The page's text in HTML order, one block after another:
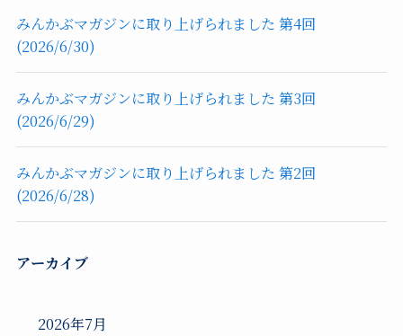
みんかぶマガジンに取り上げられました 第4回
(2026/6/30)
みんかぶマガジンに取り上げられました 第3回
(2026/6/29)
みんかぶマガジンに取り上げられました 第2回
(2026/6/28)
アーカイブ
2026年7月